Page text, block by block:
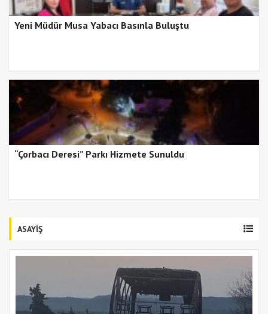
Yeni Müdür Musa Yabacı Basınla Buluştu
“Çorbacı Deresi” Parkı Hizmete Sunuldu
ASAYİŞ